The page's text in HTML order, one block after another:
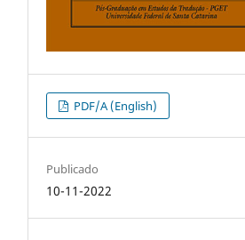
PDF/A (English)
Publicado
10-11-2022